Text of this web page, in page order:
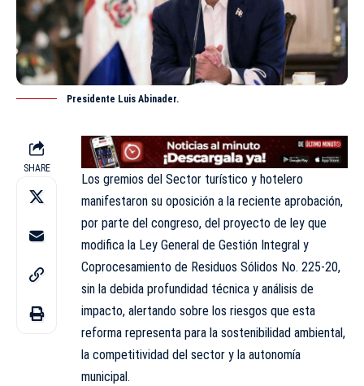
Presidente Luis Abinader.
SHARE
Los gremios del Sector turístico y hotelero
manifestaron su oposición a la reciente aprobación,
por parte del congreso, del proyecto de ley que
modifica la Ley General de Gestión Integral y
Coprocesamiento de Residuos Sólidos No. 225-20,
sin la debida profundidad técnica y análisis de
impacto, alertando sobre los riesgos que esta
reforma representa para la sostenibilidad ambiental,
la competitividad del sector y la autonomía
municipal.